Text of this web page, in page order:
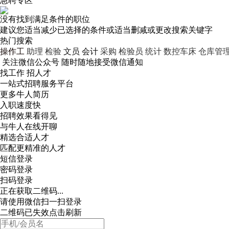
没有找到满足条件的职位
建议您适当减少已选择的条件或适当删减或更改搜索关键字
热门搜索
操作工 助理 检验 文员 会计 采购 检验员 统计 数控车床 仓库管
关注微信公众号 随时随地接受微信通知
找工作 招人才
一站式招聘服务平台
更多牛人简历
入职速度快
招聘效果看得见
与牛人在线开聊
精选合适人才
匹配更精准的人才
短信登录
密码登录
扫码登录
正在获取二维码...
请使用微信扫一扫登录
二维码已失效点击刷新